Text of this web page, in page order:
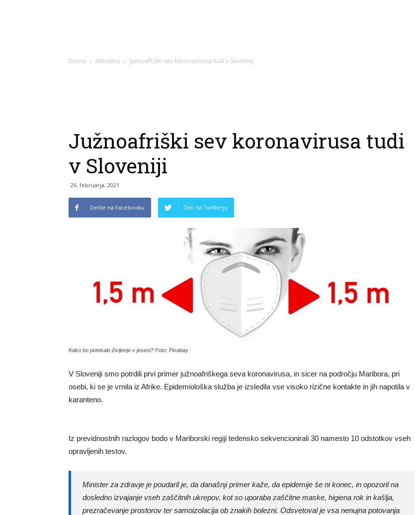
Doma Aktualno Južnoafriški sev koronavirusa tudi v Sloveniji
Južnoafriški sev koronavirusa tudi
v Sloveniji
26. februarja, 2021
Delite na Facebooku Deli na Twitterju
Kako bo potekalo življenje v jeseni? Foto: Pixabay
V Sloveniji smo potrdili prvi primer južnoafriškega seva koronavirusa, in sicer na področju Maribora, pri
osebi, ki se je vrnila iz Afrike. Epidemiološka služba je izsledila vse visoko rizične kontakte in jih napotila v
karanteno.
Iz previdnostnih razlogov bodo v Mariborski regiji tedensko sekvencionirali 30 namesto 10 odstotkov vseh
opravljenih testov.
Minister za zdravje je poudaril je, da današnji primer kaže, da epidemije še ni konec, in opozoril na
dosledno izvajanje vseh zaščitnih ukrepov, kot so uporaba zaščitne maske, higiena rok in kašlja,
prezračevanje prostorov ter samoizolacija ob znakih bolezni. Odsvetoval je vsa nenujna potovanja